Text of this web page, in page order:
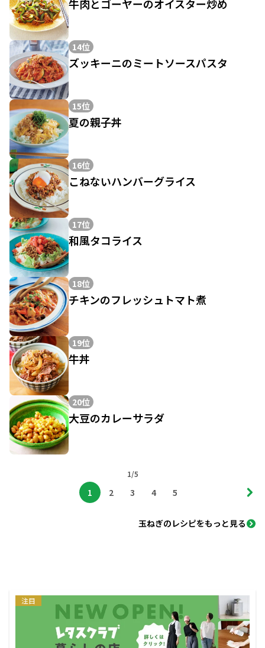
牛肉とゴーヤーのオイスター炒め
14位
ズッキーニのミートソースパスタ
15位
夏の親子丼
16位
こねないハンバーグライス
17位
和風タコライス
18位
チキンのフレッシュトマト煮
19位
牛丼
20位
大豆のカレーサラダ
1/5
1 2 3 4 5
玉ねぎのレシピをもっと見る
注目